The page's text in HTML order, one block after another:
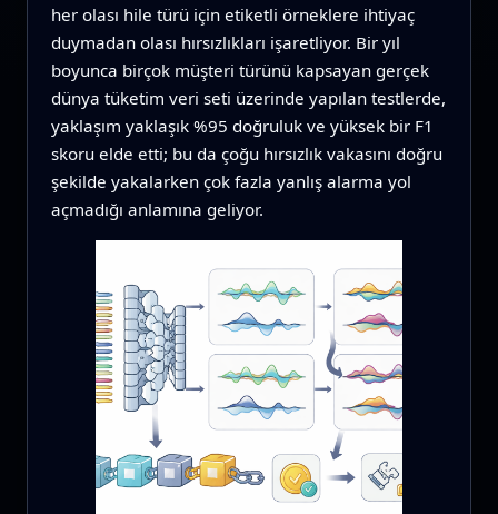
her olası hile türü için etiketli örneklere ihtiyaç
duymadan olası hırsızlıkları işaretliyor. Bir yıl
boyunca birçok müşteri türünü kapsayan gerçek
dünya tüketim veri seti üzerinde yapılan testlerde,
yaklaşım yaklaşık %95 doğruluk ve yüksek bir F1
skoru elde etti; bu da çoğu hırsızlık vakasını doğru
şekilde yakalarken çok fazla yanlış alarma yol
açmadığı anlamına geliyor.